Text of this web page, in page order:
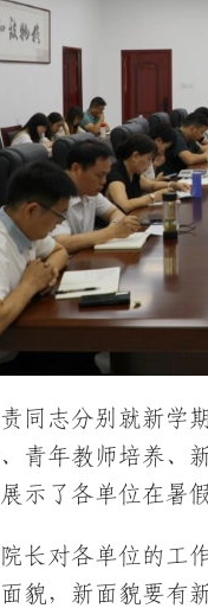
同志分别就新学
青年教师培养、
示了各单位在暑
长对各单位的工
貌，新面貌要有